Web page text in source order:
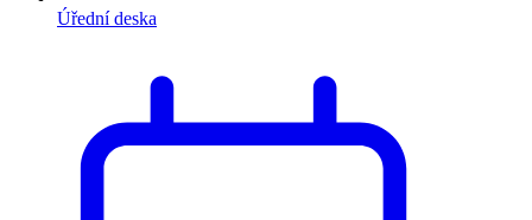
Úřední deska